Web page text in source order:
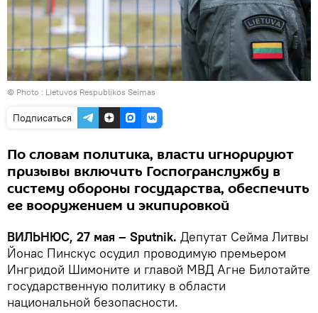
© Photo : Lietuvos Respublikos Seimas
Подписаться
По словам политика, власти игнорируют
призывы включить Госпогранслужбу в
систему обороны государства, обеспечить
ее вооружением и экипировкой
ВИЛЬНЮС, 27 мая – Sputnik. Депутат Сейма Литвы
Йонас Пинскус осудил проводимую премьером
Ингридой Шимоните и главой МВД Агне Билотайте
государственную политику в области
национальной безопасности.